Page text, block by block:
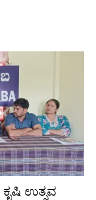
ಉತ್ಸವ